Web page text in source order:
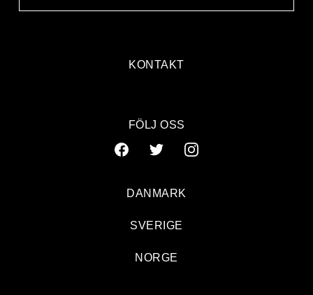
KONTAKT
FÖLJ OSS
DANMARK
SVERIGE
NORGE